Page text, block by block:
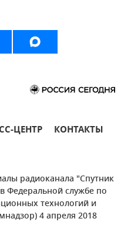
ЦЕНТР КОНТАКТЫ
радиоканала "Спутник
Федеральной службе по
технологий и
4 апреля 2018